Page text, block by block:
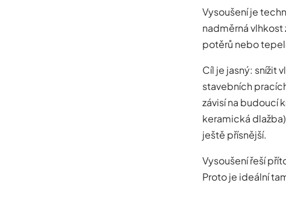
Vysoušení je
nadměrná
potěrů nebo
Cíl je jasný: snížit
stavebních
závisí na budoucí
keramická
ještě přísnější.
Vysoušení řeší
Proto je ideální